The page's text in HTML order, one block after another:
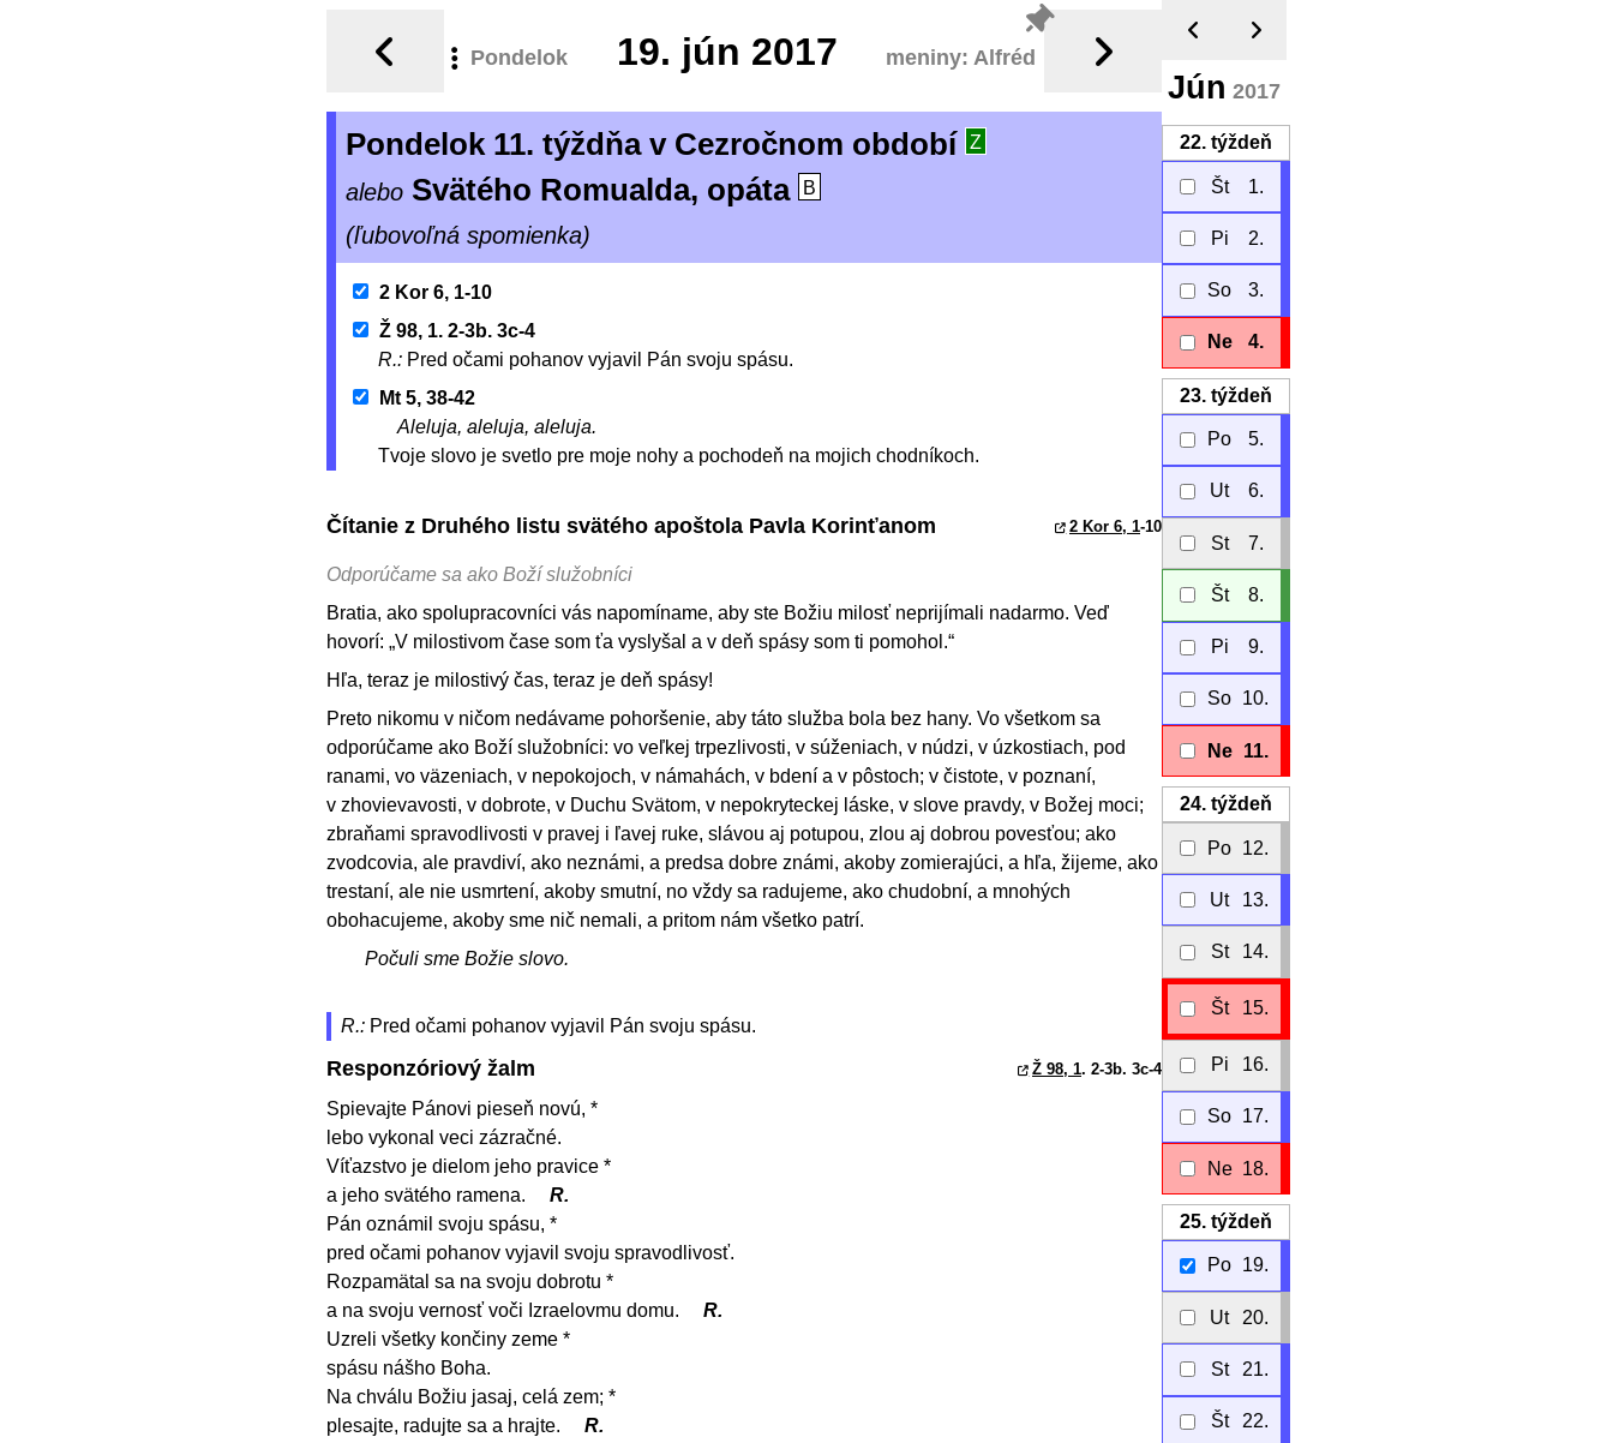
Pondelok 19. jún 2017 meniny: Alfréd
Pondelok 11. týždňa v Cezročnom období Z
alebo Svätého Romualda, opáta B
(ľubovoľná spomienka)
2 Kor 6, 1-10
Ž 98, 1. 2-3b. 3c-4
R.: Pred očami pohanov vyjavil Pán svoju spásu.
Mt 5, 38-42
Aleluja, aleluja, aleluja.
Tvoje slovo je svetlo pre moje nohy a pochodeň na mojich chodníkoch.
Čítanie z Druhého listu svätého apoštola Pavla Korinťanom 2 Kor 6, 1-10
Odporúčame sa ako Boží služobníci
Bratia, ako spolupracovníci vás napomíname, aby ste Božiu milosť neprijímali nadarmo. Veď
hovorí: „V milostivom čase som ťa vyslyšal a v deň spásy som ti pomohol.“
Hľa, teraz je milostivý čas, teraz je deň spásy!
Preto nikomu v ničom nedávame pohoršenie, aby táto služba bola bez hany. Vo všetkom sa
odporúčame ako Boží služobníci: vo veľkej trpezlivosti, v súženiach, v núdzi, v úzkostiach, pod
ranami, vo väzeniach, v nepokojoch, v námahách, v bdení a v pôstoch; v čistote, v poznaní,
v zhovievavosti, v dobrote, v Duchu Svätom, v nepokryteckej láske, v slove pravdy, v Božej moci;
zbraňami spravodlivosti v pravej i ľavej ruke, slávou aj potupou, zlou aj dobrou povesťou; ako
zvodcovia, ale pravdiví, ako neznámi, a predsa dobre známi, akoby zomierajúci, a hľa, žijeme, ako
trestaní, ale nie usmrtení, akoby smutní, no vždy sa radujeme, ako chudobní, a mnohých
obohacujeme, akoby sme nič nemali, a pritom nám všetko patrí.
Počuli sme Božie slovo.
R.: Pred očami pohanov vyjavil Pán svoju spásu.
Responzóriový žalm Ž 98, 1. 2-3b. 3c-4
Spievajte Pánovi pieseň novú, *
lebo vykonal veci zázračné.
Víťazstvo je dielom jeho pravice *
a jeho svätého ramena.
R.
Pán oznámil svoju spásu, *
pred očami pohanov vyjavil svoju spravodlivosť.
Rozpamätal sa na svoju dobrotu *
a na svoju vernosť voči Izraelovmu domu.
R.
Uzreli všetky končiny zeme *
spásu nášho Boha.
Na chválu Božiu jasaj, celá zem; *
plesajte, radujte sa a hrajte.
R.
Jún 2017
22. týždeň
Št 1.
Pi 2.
So 3.
Ne 4.
23. týždeň
Po 5.
Ut 6.
St 7.
Št 8.
Pi 9.
So 10.
Ne 11.
24. týždeň
Po 12.
Ut 13.
St 14.
Št 15.
Pi 16.
So 17.
Ne 18.
25. týždeň
Po 19.
Ut 20.
St 21.
Št 22.